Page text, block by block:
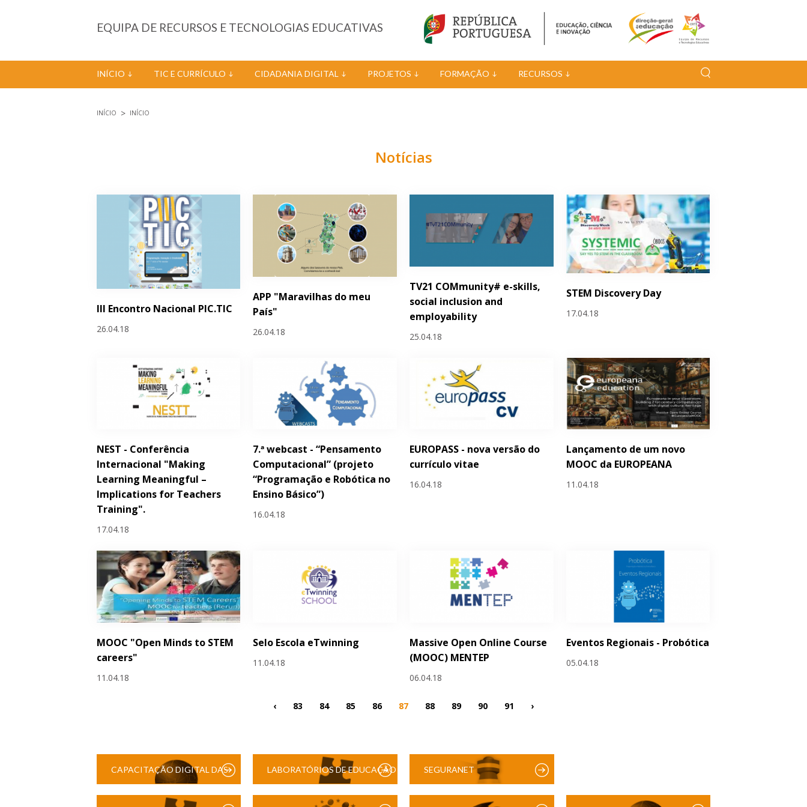
EQUIPA DE RECURSOS E TECNOLOGIAS EDUCATIVAS
INÍCIO TIC E CURRÍCULO CIDADANIA DIGITAL PROJETOS FORMAÇÃO RECURSOS
INÍCIO INÍCIO
Notícias
III Encontro Nacional PIC.TIC
26.04.18
APP "Maravilhas do meu
País"
26.04.18
TV21 COMmunity# e-skills,
social inclusion and
employability
25.04.18
STEM Discovery Day
17.04.18
NEST - Conferência
Internacional "Making
Learning Meaningful –
Implications for Teachers
Training".
17.04.18
7.ª webcast - “Pensamento
Computacional” (projeto
“Programação e Robótica no
Ensino Básico”)
16.04.18
EUROPASS - nova versão do
currículo vitae
16.04.18
Lançamento de um novo
MOOC da EUROPEANA
11.04.18
MOOC "Open Minds to STEM
careers"
11.04.18
Selo Escola eTwinning
11.04.18
Massive Open Online Course
(MOOC) MENTEP
06.04.18
Eventos Regionais - Probótica
05.04.18
Páginas
‹ 83 84 85 86 87 88 89 90 91 ›
CAPACITAÇÃO DIGITAL DAS LABORATÓRIOS DE EDUCAÇÃO SEGURANET